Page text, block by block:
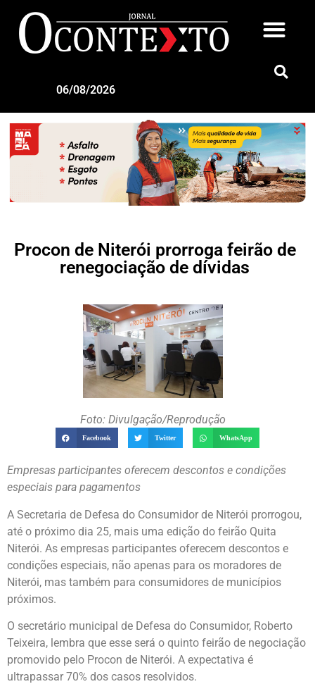
06/08/2026
Procon de Niterói prorroga feirão de
renegociação de dívidas
Foto: Divulgação/Reprodução
Facebook Twitter WhatsApp
Empresas participantes oferecem descontos e condições
especiais para pagamentos
A Secretaria de Defesa do Consumidor de Niterói prorrogou,
até o próximo dia 25, mais uma edição do feirão Quita
Niterói. As empresas participantes oferecem descontos e
condições especiais, não apenas para os moradores de
Niterói, mas também para consumidores de municípios
próximos.
O secretário municipal de Defesa do Consumidor, Roberto
Teixeira, lembra que esse será o quinto feirão de negociação
promovido pelo Procon de Niterói. A expectativa é
ultrapassar 70% dos casos resolvidos.